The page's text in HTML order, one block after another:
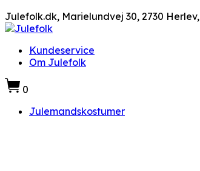
Julefolk.dk, Marielundvej 30, 2730 Herlev,
Kundeservice
Om Julefolk
0
Julemandskostumer